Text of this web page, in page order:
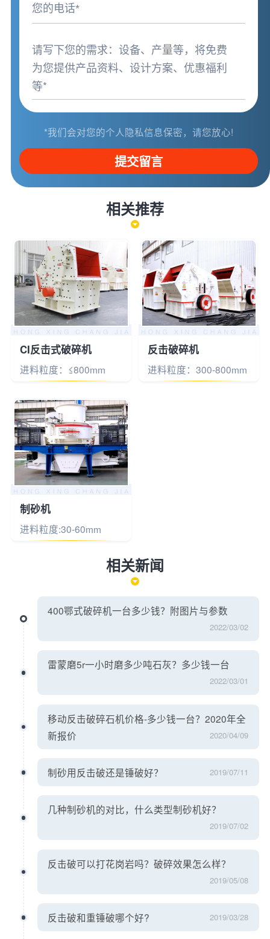
*我们会对您的个人隐私信息保密，请您放心!
提交留言
相关推荐
CI反击式破碎机
进料粒度：≤800mm
反击破碎机
进料粒度：300-800mm
制砂机
进料粒度:30-60mm
相关新闻
400鄂式破碎机一台多少钱？附图片与参数
2022/03/02
雷蒙磨5r一小时磨多少吨石灰？多少钱一台
2022/03/01
移动反击破碎石机价格-多少钱一台？2020年全
新报价
2020/04/09
制砂用反击破还是锤破好？ 2019/07/11
几种制砂机的对比，什么类型制砂机好？
2019/07/02
反击破可以打花岗岩吗？破碎效果怎么样？
2019/05/08
反击破和重锤破哪个好? 2019/03/28